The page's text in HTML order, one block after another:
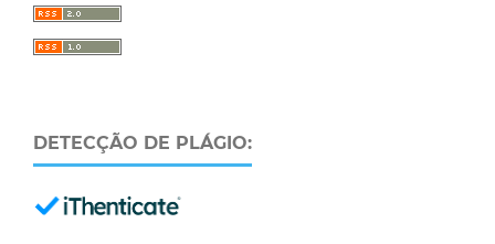
DETECÇÃO DE PLÁGIO: